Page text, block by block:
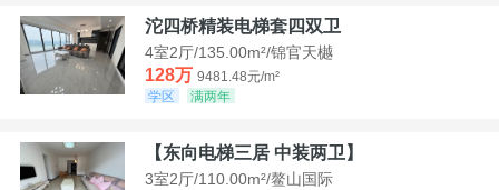
沱四桥精装电梯套四双卫
4室2厅/135.00m²/锦官天樾
128万 9481.48元/m²
学区
满两年
【东向电梯三居 中装两卫】
3室2厅/110.00m²/鳌山国际